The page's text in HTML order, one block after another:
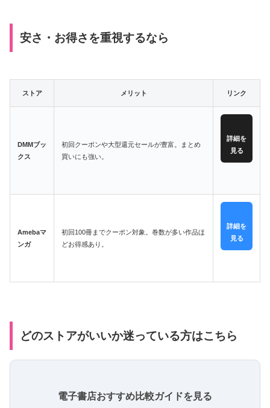
安さ・お得さを重視するなら
ストア メリット リンク
DMMブッ
クス
初回クーポンや大型還元セールが豊富。まとめ
買いにも強い。
詳細を
見る
Amebaマ
ンガ
初回100冊までクーポン対象。巻数が多い作品ほ
どお得感あり。
詳細を
見る
どのストアがいいか迷っている方はこちら
電子書店おすすめ比較ガイドを見る